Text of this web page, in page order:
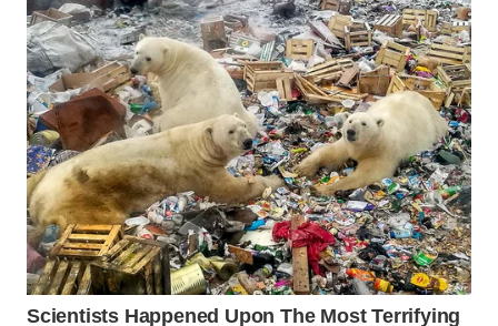
WAHANA
LISTRIK
WAHANA
TRAVEL
WAHANA
TV
WAHANANEWS
ID